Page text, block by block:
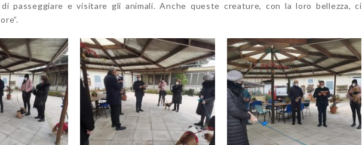
passeggiare e visitare gli animali. Anche queste creature, con la loro bellezza, ci